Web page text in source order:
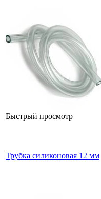
Быстрый просмотр
Трубка силиконовая 12 мм